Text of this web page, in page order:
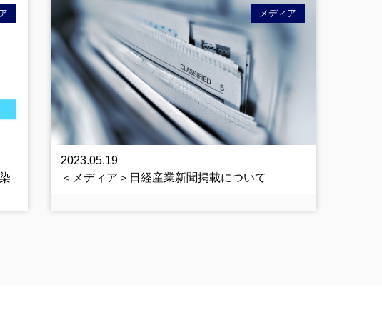
2023.05.19
＜メディア＞日経産業新聞掲載について
メディア